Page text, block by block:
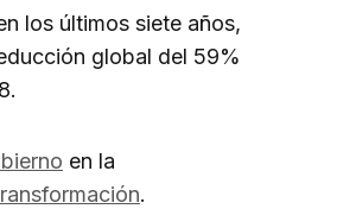
los últimos siete años,
global del 59%
en la
.